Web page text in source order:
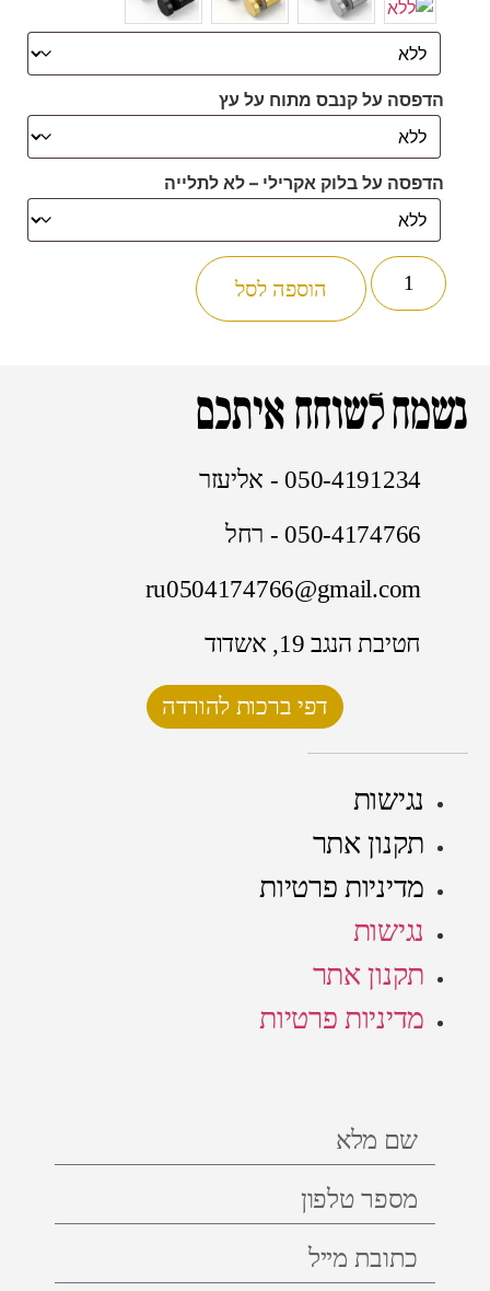
הדפסה על קנבס מתוח על עץ
הדפסה על בלוק אקרילי – לא לתלייה
הוספה לסל
נשמח לשוחח איתכם
050-4191234 - אליעזר
050-4174766 - רחל
ru0504174766@gmail.com
חטיבת הנגב 19, אשדוד
דפי ברכות להורדה
נגישות
תקנון אתר
מדיניות פרטיות
נגישות
תקנון אתר
מדיניות פרטיות